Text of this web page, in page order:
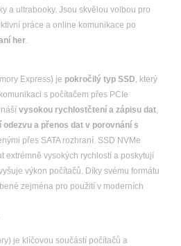
a ultrabooky. Jsou skvělou volbou pro
práce a online komunikace po
her.
Express) je pokročilý typ SSD, který
s počítačem přes PCIe
vysokou rychlostčtení a zápisu dat,
a přenos dat v porovnání s
přes SATA rozhraní. SSD NVMe
extrémně vysokých rychlostí a poskytují
výkon počítačů. Díky svému formátu
zejména pro použití v moderních
je klíčovou součástí počítačů a